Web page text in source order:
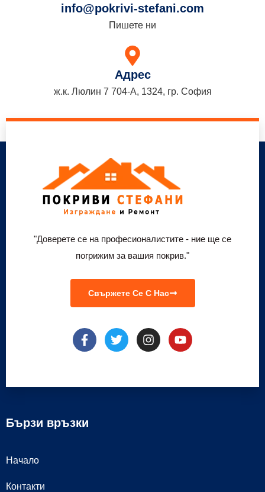
info@pokrivi-stefani.com
Пишете ни
Адрес
ж.к. Люлин 7 704-А, 1324, гр. София
"Доверете се на професионалистите - ние ще се
погрижим за вашия покрив."
Свържете Се С Нас
Бързи връзки
Начало
Контакти